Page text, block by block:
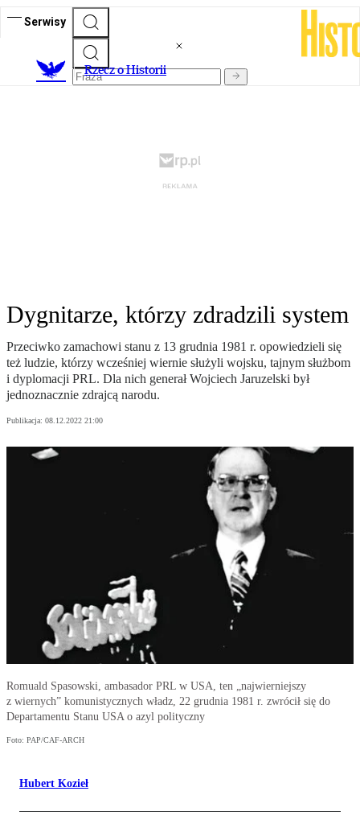
Serwisy
Rzecz o Historii
Dygnitarze, którzy zdradzili system
Przeciwko zamachowi stanu z 13 grudnia 1981 r. opowiedzieli się
też ludzie, którzy wcześniej wiernie służyli wojsku, tajnym służbom
i dyplomacji PRL. Dla nich generał Wojciech Jaruzelski był
jednoznacznie zdrajcą narodu.
Publikacja: 08.12.2022 21:00
Romuald Spasowski, ambasador PRL w USA, ten „najwierniejszy
z wiernych” komunistycznych władz, 22 grudnia 1981 r. zwrócił się do
Departamentu Stanu USA o azyl polityczny
Foto: PAP/CAF-ARCH
Hubert Kozieł